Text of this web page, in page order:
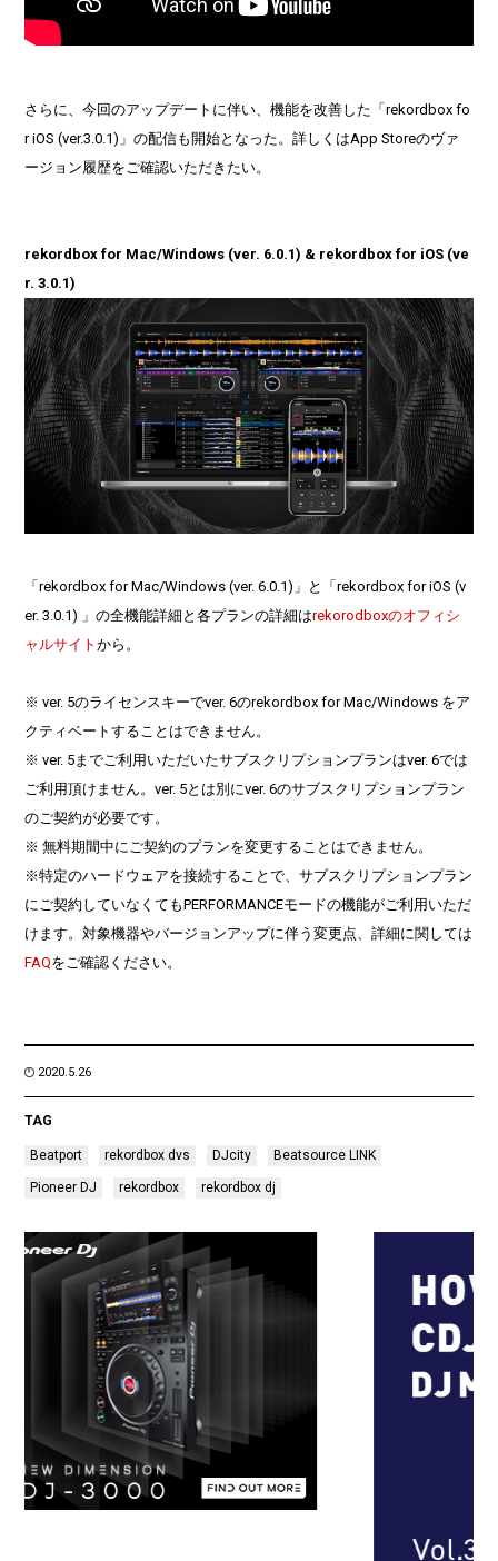
さらに、今回のアップデートに伴い、機能を改善した「rekordbox fo
r iOS (ver.3.0.1)」の配信も開始となった。詳しくはApp Storeのヴァ
ージョン履歴をご確認いただきたい。
rekordbox for Mac/Windows (ver. 6.0.1) & rekordbox for iOS (ve
r. 3.0.1)
「rekordbox for Mac/Windows (ver. 6.0.1)」と「rekordbox for iOS (v
er. 3.0.1) 」の全機能詳細と各プランの詳細はrekorodboxのオフィシ
ャルサイトから。
※ ver. 5のライセンスキーでver. 6のrekordbox for Mac/Windows をア
クティベートすることはできません。
※ ver. 5までご利用いただいたサブスクリプションプランはver. 6では
ご利用頂けません。ver. 5とは別にver. 6のサブスクリプションプラン
のご契約が必要です。
※ 無料期間中にご契約のプランを変更することはできません。
※特定のハードウェアを接続することで、サブスクリプションプラン
にご契約していなくてもPERFORMANCEモードの機能がご利用いただ
けます。対象機器やバージョンアップに伴う変更点、詳細に関しては
FAQをご確認ください。
2020.5.26
TAG
Beatport rekordbox dvs DJcity Beatsource LINK
Pioneer DJ rekordbox rekordbox dj